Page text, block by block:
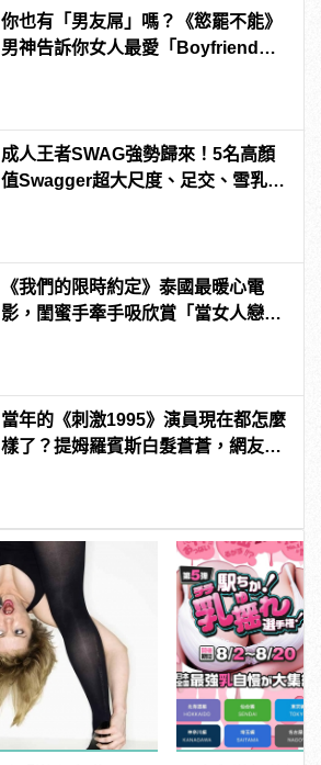
你也有「男友屌」嗎？《慾罷不能》
男神告訴你女人最愛「Boyfriend
成人王者SWAG強勢歸來！5名高顏
值Swagger超大尺度、足交、雪乳、
《我們的限時約定》泰國最暖心電
影，閨蜜手牽手吸欣賞「當女人戀愛
當年的《刺激1995》演員現在都怎麼
樣了？提姆羅賓斯白髮蒼蒼，網友